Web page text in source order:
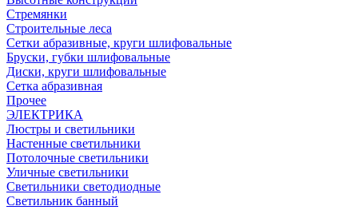
Стремянки
Строительные леса
Сетки абразивные, круги шлифовальные
Бруски, губки шлифовальные
Диски, круги шлифовальные
Сетка абразивная
Прочее
ЭЛЕКТРИКА
Люстры и светильники
Настенные светильники
Потолочные светильники
Уличные светильники
Светильники светодиодные
Светильник банный